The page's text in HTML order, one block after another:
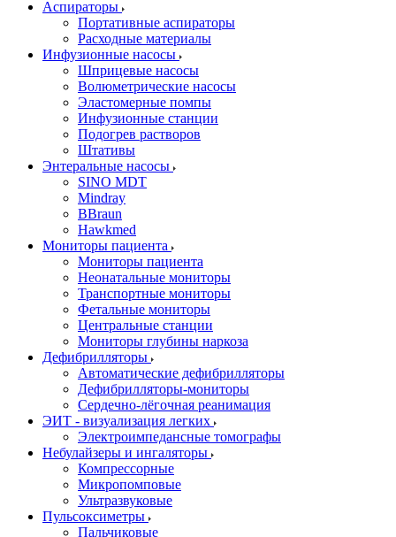
Аспираторы
Портативные аспираторы
Расходные материалы
Инфузионные насосы
Шприцевые насосы
Волюметрические насосы
Эластомерные помпы
Инфузионные станции
Подогрев растворов
Штативы
Энтеральные насосы
SINO MDT
Mindray
BBraun
Hawkmed
Мониторы пациента
Мониторы пациента
Неонатальные мониторы
Транспортные мониторы
Фетальные мониторы
Центральные станции
Мониторы глубины наркоза
Дефибрилляторы
Автоматические дефибрилляторы
Дефибрилляторы-мониторы
Сердечно-лёгочная реанимация
ЭИТ - визуализация легких
Электроимпедансные томографы
Небулайзеры и ингаляторы
Компрессорные
Микропомповые
Ультразвуковые
Пульсоксиметры
Пальчиковые